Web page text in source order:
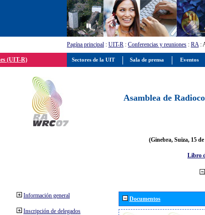
Pagína principal : UIT-R : Conferencias y reuniones : RA:
(UIT-R)
Asamblea de
(Ginebra, Suiza, 15
Libro
Información general
Inscripción de delegados
Documentos
Sectores de la UIT Sala de prensa Eventos